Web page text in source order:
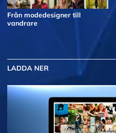
Från modedesigner till
vandrare
LADDA NER